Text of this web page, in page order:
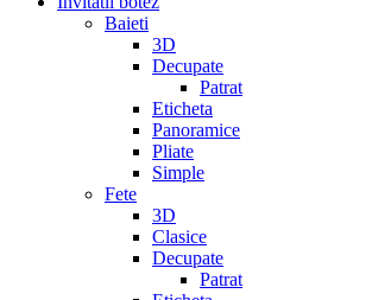
Baieti
3D
Decupate
Patrat
Eticheta
Panoramice
Pliate
Simple
Fete
3D
Clasice
Decupate
Patrat